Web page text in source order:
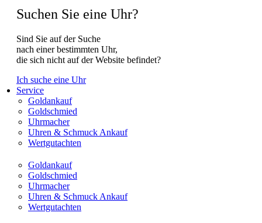
Suchen Sie eine Uhr?
Sind Sie auf der Suche
nach einer bestimmten Uhr,
die sich nicht auf der Website befindet?
Ich suche eine Uhr
Service
Goldankauf
Goldschmied
Uhrmacher
Uhren & Schmuck Ankauf
Wertgutachten
Goldankauf
Goldschmied
Uhrmacher
Uhren & Schmuck Ankauf
Wertgutachten